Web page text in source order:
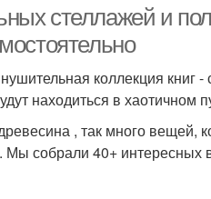
стеллажей и
коллекция книг -
находиться в хаотичном
, так много вещей,
Мы собрали 40+ интересных